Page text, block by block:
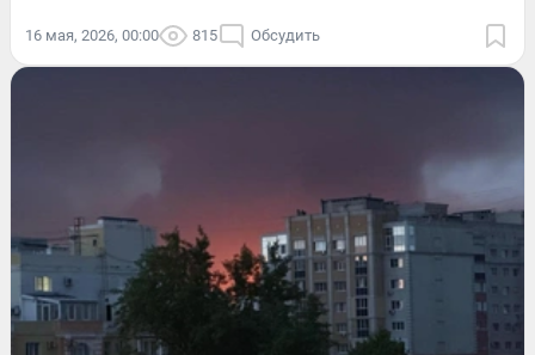
16 мая, 2026, 00:00 815 Обсудить